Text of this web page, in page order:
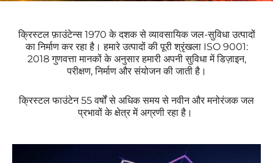
क्रिस्टल फ़ाउंटेन्स 1970 के दशक से व्यावसायिक जल-सुविधा उत्पादों
का निर्माण कर रहा है। हमारे उत्पादों की पूरी श्रृंखला ISO 9001:
2018गुणवत्ता मानकों के अनुसार हमारी अपनी सुविधा में डिज़ाइन,
परीक्षण, निर्माण और संयोजन की जाती है।
क्रिस्टल फाउंटेन 55 वर्षों से अधिक समय से नवीन और मनोरंजक जल
प्रभावों के क्षेत्र में अग्रणी रहा है।